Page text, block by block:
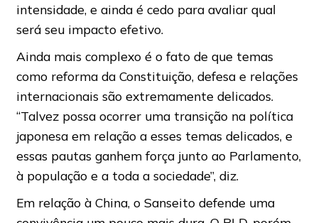
intensidade, e ainda é cedo para avaliar qual
será seu impacto efetivo.
Ainda mais complexo é o fato de que temas
como reforma da Constituição, defesa e relações
internacionais são extremamente delicados.
“Talvez possa ocorrer uma transição na política
japonesa em relação a esses temas delicados, e
essas pautas ganhem força junto ao Parlamento,
à população e a toda a sociedade”, diz.
Em relação à China, o Sanseito defende uma